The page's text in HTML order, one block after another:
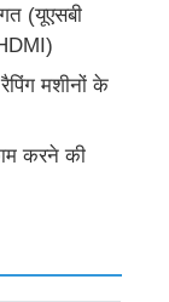
(यूएसबी
मशीनों के
करने की